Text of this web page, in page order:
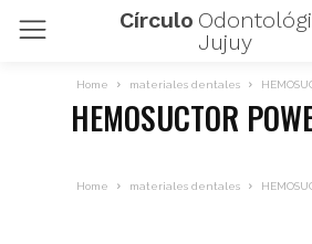
Círculo
Jujuy
Home materiales dentales
HEMOSUCTOR
Home materiales dentales